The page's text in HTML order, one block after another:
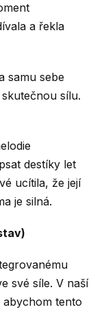
a řekla
samu sebe
sílu.
destíky let
ucítila, že její
je silná.
své síle. V naší
abychom tento